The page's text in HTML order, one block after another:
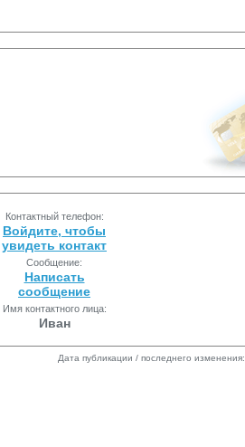
Контактный телефон:
Войдите, чтобы
увидеть контакт
Сообщение:
Написать
сообщение
Имя контактного лица:
Иван
Дата публикации / последнего изменения: